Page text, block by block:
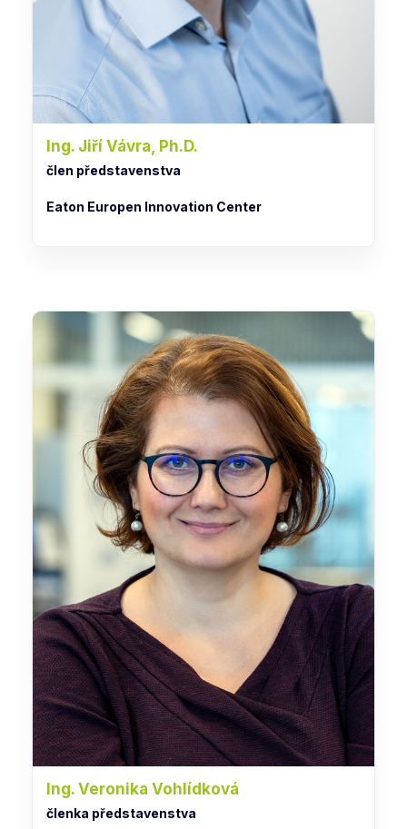
Ing. Jiří Vávra, Ph.D.
člen představenstva
Eaton Europen Innovation Center
Ing. Veronika Vohlídková
členka představenstva